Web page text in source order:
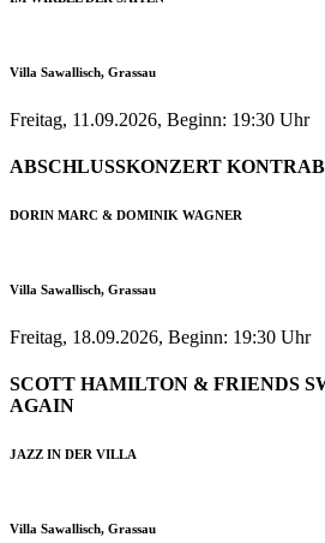
Villa Sawallisch, Grassau
Freitag, 11.09.2026, Beginn: 19:30 Uhr
ABSCHLUSSKONZERT
DORIN MARC & DOMINIK WAGNER
Villa Sawallisch, Grassau
Freitag, 18.09.2026, Beginn: 19:30 Uhr
SCOTT HAMILTON & FRIENDS
AGAIN
JAZZ IN DER VILLA
Villa Sawallisch, Grassau